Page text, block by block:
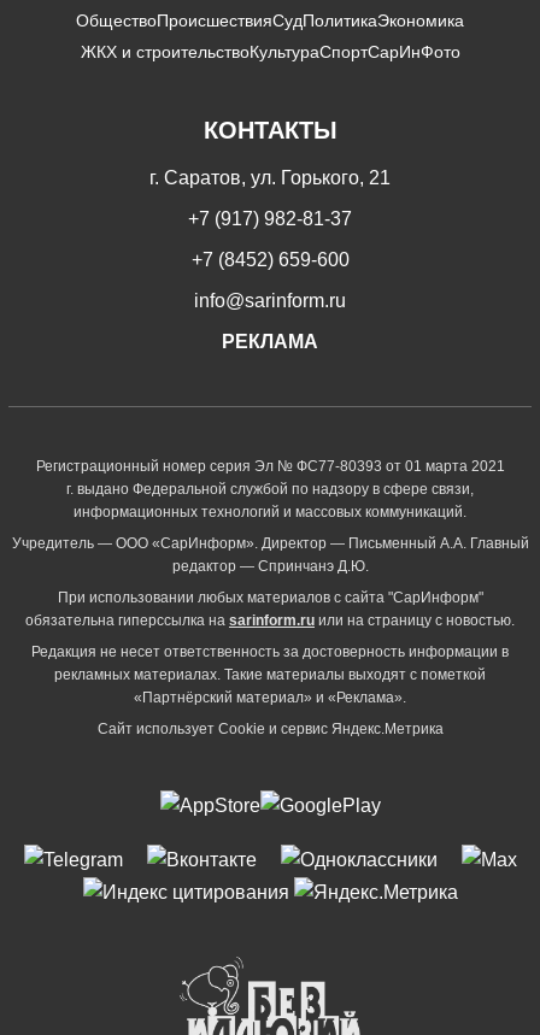
ОбществоПроисшествияСудПолитикаЭкономика
ЖКХ и строительствоКультураСпортСарИнФото
КОНТАКТЫ
г. Саратов, ул. Горького, 21
+7 (917) 982-81-37
+7 (8452) 659-600
info@sarinform.ru
РЕКЛАМА
Регистрационный номер серия Эл № ФС77-80393 от 01 марта 2021
г. выдано Федеральной службой по надзору в сфере связи,
информационных технологий и массовых коммуникаций.
Учредитель — ООО «СарИнформ». Директор — Письменный А.А. Главный
редактор — Спринчанэ Д.Ю.
При использовании любых материалов с сайта "СарИнформ"
обязательна гиперссылка на sarinform.ru или на страницу с новостью.
Редакция не несет ответственность за достоверность информации в
рекламных материалах. Такие материалы выходят с пометкой
«Партнёрский материал» и «Реклама».
Сайт использует Cookie и сервиc Яндекс.Метрика